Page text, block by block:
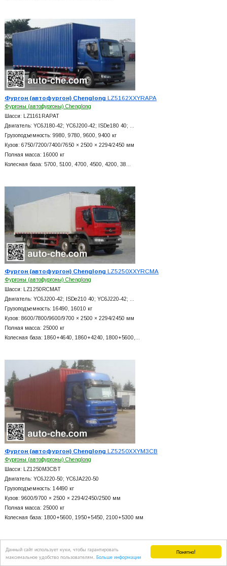
Понятно!
Данный сайт использует куки, чтобы гарантировать
максимальное удобство пользователям. Больше информации
Фургон (автофургон) Chenglong LZ5162XXYRAPA
Фургоны (автофургоны) Chenglong
Шасси: LZ1161RAPAT
Двигатель: YC6J180-42; YC6J200-42; ISDe180 40; …
Грузоподъемность: 9980, 9780, 9600, 9400 кг
Кузов: 6750/7200/7400/7650 × 2500 × 2294/2450 мм
Полная масса: 16000 кг
Колесная база: 5700, 5100, 4700, 4500, 4200, 38…
Фургон (автофургон) Chenglong LZ5250XXYRCMA
Фургоны (автофургоны) Chenglong
Шасси: LZ1250RCMAT
Двигатель: YC6J200-42; ISDe210 40; YC6J220-42; …
Грузоподъемность: 16490, 16010 кг
Кузов: 8600/7800/9600/9700 × 2500 × 2294/2450 мм
Полная масса: 25000 кг
Колесная база: 1860+4640, 1860+4240, 1800+5600,…
Фургон (автофургон) Chenglong LZ5250XXYM3CB
Фургоны (автофургоны) Chenglong
Шасси: LZ1250M3CBT
Двигатель: YC6J220-50; YC6JA220-50
Грузоподъемность: 14490 кг
Кузов: 9600/9700 × 2500 × 2294/2450/2500 мм
Полная масса: 25000 кг
Колесная база: 1800+5600, 1950+5450, 2100+5300 мм